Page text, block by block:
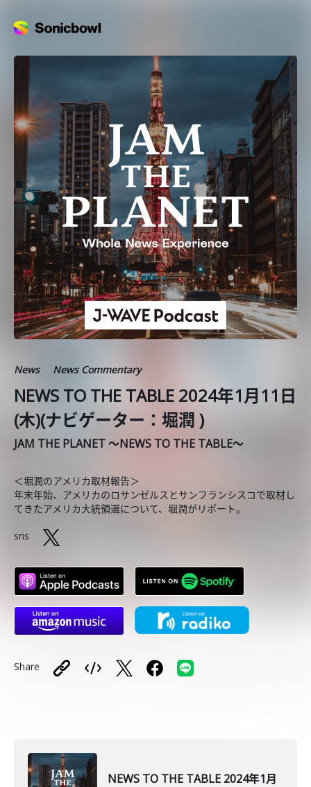
News News Commentary
NEWS TO THE TABLE 2024年1月11日
(木)(ナビゲーター：堀潤 )
JAM THE PLANET ～NEWS TO THE TABLE～
＜堀潤のアメリカ取材報告＞
年末年始、アメリカのロサンゼルスとサンフランシスコで取材し
てきたアメリカ大統領選について、堀潤がリポート。
sns
Share
NEWS TO THE TABLE 2024年1月